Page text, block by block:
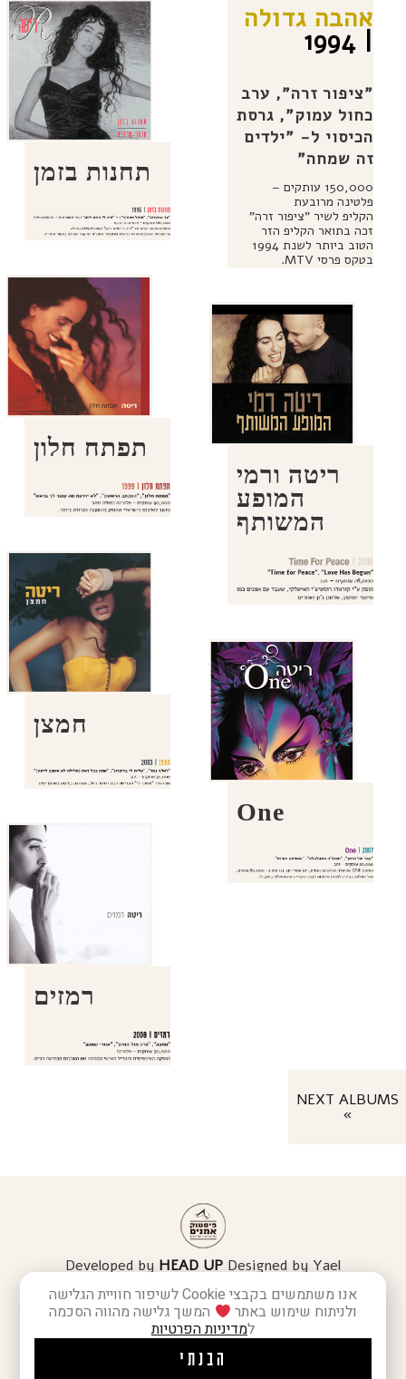
אהבה גדולה
|
1994
"ציפור זרה", ערב
כחול עמוק", גרסת
הכיסוי ל- "ילדים
זה שמחה"
150,000 עותקים –
פלטינה מרובעת
הקליפ לשיר "ציפור זרה"
זכה בתואר הקליפ הזר
הטוב ביותר לשנת 1994
בטקס פרסי MTV.
תחנות בזמן
תפתח חלון
ריטה ורמי
המופע
המשותף
חמצן
One
רמזים
NEXT ALBUMS
»
Copyright © 2026 RITAAll rights reserved
הצהרת נגישות מדיניות פרטיות
Developed by HEAD UP Designed by Yael
אנו משתמשים בקבצי Cookie לשיפור חוויית הגלישה
ולניתוח שימוש באתר
המשך גלישה מהווה הסכמה
למדיניות הפרטיות
הבנתי